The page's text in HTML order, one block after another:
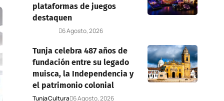
plataformas de juegos
destaquen
6 Agosto, 2026
Tunja celebra 487 años de
fundación entre su legado
muisca, la Independencia y
el patrimonio colonial
TunjaCultura 6 Agosto, 2026